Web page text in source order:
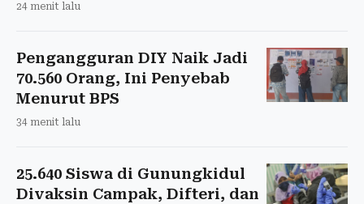
24 menit lalu
Pengangguran DIY Naik Jadi
70.560 Orang, Ini Penyebab
Menurut BPS
34 menit lalu
25.640 Siswa di Gunungkidul
Divaksin Campak, Difteri, dan